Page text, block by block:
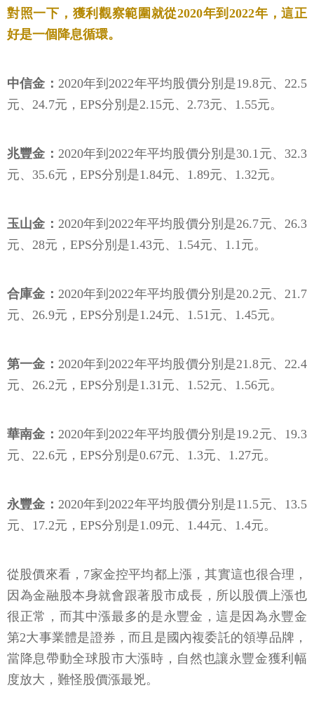
對照一下，獲利觀察範圍就從2020年到2022年，這正
好是一個降息循環。
中信金： 2020年到2022年平均股價分別是19.8元、22.5
元、24.7元，EPS分別是2.15元、2.73元、1.55元。
兆豐金： 2020年到2022年平均股價分別是30.1元、32.3
元、35.6元，EPS分別是1.84元、1.89元、1.32元。
玉山金： 2020年到2022年平均股價分別是26.7元、26.3
元、28元，EPS分別是1.43元、1.54元、1.1元。
合庫金： 2020年到2022年平均股價分別是20.2元、21.7
元、26.9元，EPS分別是1.24元、1.51元、1.45元。
第一金： 2020年到2022年平均股價分別是21.8元、22.4
元、26.2元，EPS分別是1.31元、1.52元、1.56元。
華南金： 2020年到2022年平均股價分別是19.2元、19.3
元、22.6元，EPS分別是0.67元、1.3元、1.27元。
永豐金： 2020年到2022年平均股價分別是11.5元、13.5
元、17.2元，EPS分別是1.09元、1.44元、1.4元。
從股價來看，7家金控平均都上漲，其實這也很合理，
因為金融股本身就會跟著股市成長，所以股價上漲也
很正常，而其中漲最多的是永豐金，這是因為永豐金
第2大事業體是證券，而且是國內複委託的領導品牌，
當降息帶動全球股市大漲時，自然也讓永豐金獲利幅
度放大，難怪股價漲最兇。